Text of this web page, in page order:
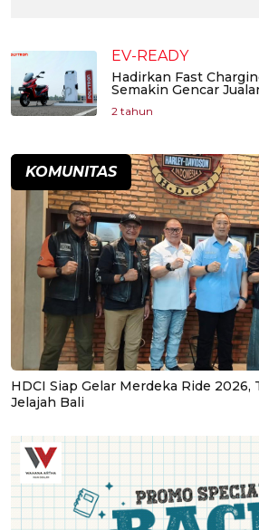
EV-READY
Hadirkan Fast
Semakin Gencar
2 tahun
KOMUNITAS
HDCI Siap Gelar Merdeka Ride 2026,
Jelajah Bali